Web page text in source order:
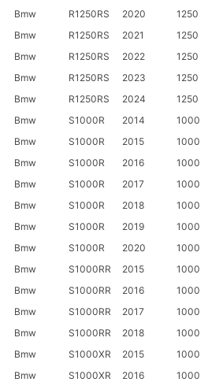
Bmw
R1250RS 2020 1250
Bmw
R1250RS 2021 1250
Bmw
R1250RS 2022 1250
Bmw
R1250RS 2023 1250
Bmw
R1250RS 2024 1250
Bmw
S1000R 2014 1000
Bmw
S1000R 2015 1000
Bmw
S1000R 2016 1000
Bmw
S1000R 2017 1000
Bmw
S1000R 2018 1000
Bmw
S1000R 2019 1000
Bmw
S1000R 2020 1000
Bmw
S1000RR 2015 1000
Bmw
S1000RR 2016 1000
Bmw
S1000RR 2017 1000
Bmw
S1000RR 2018 1000
Bmw
S1000XR 2015 1000
Bmw
S1000XR 2016 1000